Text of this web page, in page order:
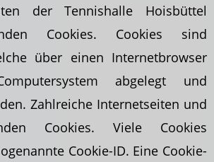
der Tennishalle Hoisbüttel
Cookies. Cookies sind
über einen Internetbrowser
abgelegt und
Zahlreiche Internetseiten und
Cookies. Viele Cookies
Cookie-ID. Eine Cookie-